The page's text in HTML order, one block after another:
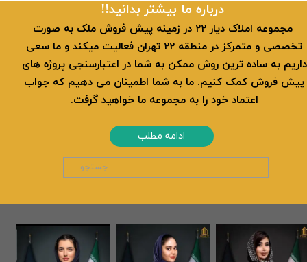
​​درباره ما بیشتر بدانید!!
​ مجموعه املاک دیار 22 در زمینه پیش فروش ملک به صورت
تخصصی و متمرکز در منطقه 22 تهران فعالیت میکند و ما سعی
داریم به ساده ترین روش ممکن به شما در اعتبارسنجی پروژه های
پیش فروش کمک کنیم. ما به شما اطمینان می دهیم که جواب
اعتماد خود را به مجموعه ما خواهید گرفت.
ادامه مطلب
جستجو